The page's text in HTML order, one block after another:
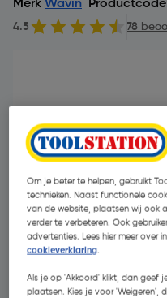
Merk Wavin
4.5 78
Om je beter te helpen, gebruikt
technieken. Naast functionele
van de website, plaatsen wij ook
verder te verbeteren. Ook
advertenties. Lees hier meer over
cookieverklaring.
Als je op 'Akkoord' klikt, dan geef
plaatsen. Kies je voor 'Weigeren',